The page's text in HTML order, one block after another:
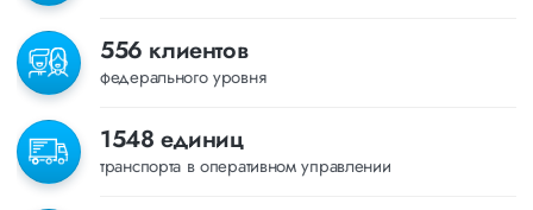
556 клиентов
федерального уровня
1548 единиц
транспорта в оперативном управлении